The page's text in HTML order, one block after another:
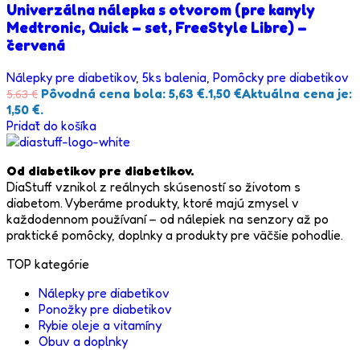
Univerzálna nálepka s otvorom (pre kanyly
Medtronic, Quick – set, FreeStyle Libre) –
červená
Nálepky pre diabetikov, 5ks balenia Pomôcky pre diabetikov
5,63€ Pôvodná cena bola: 5,63 €.1,50 €Aktuálna cena je:
1,50 €.
Pridať do košíka
Od diabetikov pre diabetikov.
DiaStuff vznikol z reálnych skúseností so životom s
diabetom. Vyberáme produkty, ktoré majú zmysel v
každodennom používaní – od nálepiek na senzory až po
praktické pomôcky, doplnky a produkty pre väčšie pohodlie.
TOP kategórie
Nálepky pre diabetikov
Ponožky pre diabetikov
Rybie oleje a vitamíny
Obuv a doplnky